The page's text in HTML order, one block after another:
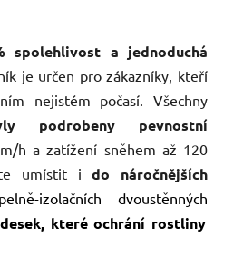
spolehlivost a jednoduchá
je určen pro zákazníky, kteří
nejistém počasí. Všechny
podrobeny pevnostní
h a zatížení sněhem až 120
umístit ido náročnějších
izolačních dvoustěnných
které ochrání rostliny